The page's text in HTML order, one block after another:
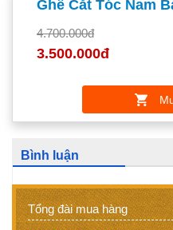
Ghế Cắt Tóc Nam
4.700.000đ
3.500.000đ
Bình luận
Tổng đài mua hàng